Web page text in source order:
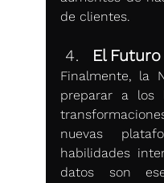
de clientes.
El
Finalmente, la
preparar a los
nuevas
habilidades
datos son